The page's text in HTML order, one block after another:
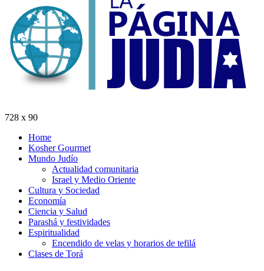
728 x 90
Home
Kosher Gourmet
Mundo Judío
Actualidad comunitaria
Israel y Medio Oriente
Cultura y Sociedad
Economía
Ciencia y Salud
Parashá y festividades
Espiritualidad
Encendido de velas y horarios de tefilá
Clases de Torá